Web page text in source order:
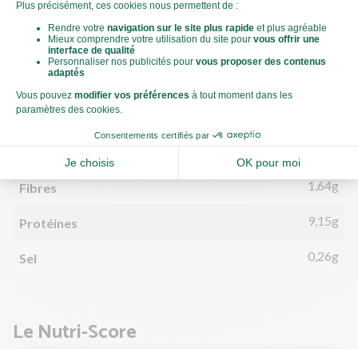
Énergie (kCal)
Matières grasses 4,75g
dont acides gras saturés
Glucides
1,33g
Fibres 1,64g
Protéines 9,15g
Sel 0,26g
Le Nutri-Score